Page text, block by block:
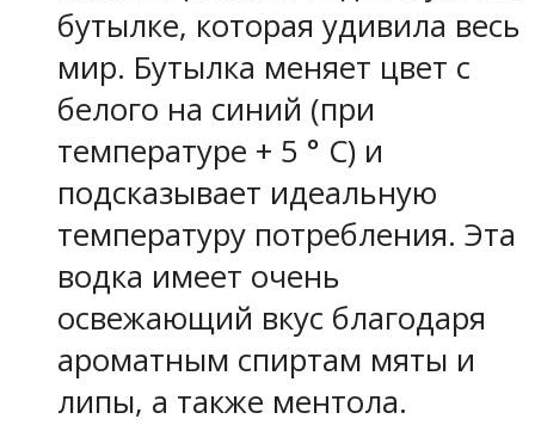
бутылке, которая удивила весь
мир. Бутылка меняет цвет с
белого на синий (при
температуре + 5 ° С) и
подсказывает идеальную
температуру потребления. Эта
водка имеет очень
освежающий вкус благодаря
ароматным спиртам мяты и
липы, а также ментола.